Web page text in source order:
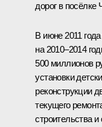
дорог в посёлке
В июне 2011
на 2010–2014
500 миллионов
установки
реконструкции
текущего
строительства